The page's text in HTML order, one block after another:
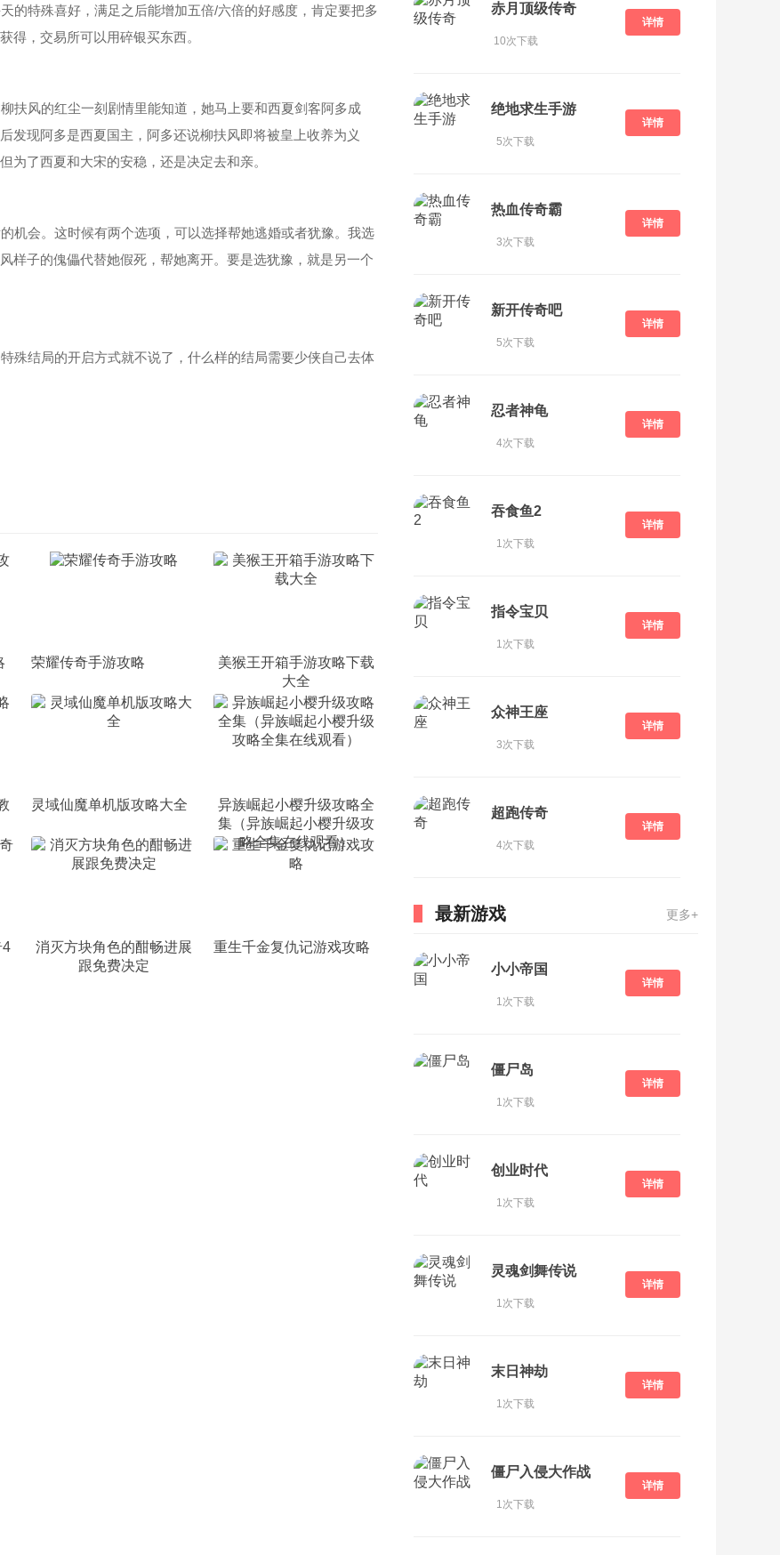
特殊喜好，满足之后能增加五倍/六倍的好感度，肯定要把多
得，交易所可以用碎银买东西。
扶风的红尘一刻剧情里能知道，她马上要和西夏剑客阿多成
发现阿多是西夏国主，阿多还说柳扶风即将被皇上收养为义
为了西夏和大宋的安稳，还是决定去和亲。
机会。这时候有两个选项，可以选择帮她逃婚或者犹豫。我选
样子的傀儡代替她假死，帮她离开。要是选犹豫，就是另一个
殊结局的开启方式就不说了，什么样的结局需要少侠自己去体
荣耀传奇手游攻略
美猴王开箱手游攻略下载
大全
灵域仙魔单机版攻略大全
异族崛起小樱升级攻略全
集（异族崛起小樱升级攻
略全集在线观看）
消灭方块角色的酣畅进展
跟免费决定
重生千金复仇记游戏攻略
赤月顶级传奇
10次下载
详情
绝地求生手游
5次下载
详情
热血传奇霸
3次下载
详情
新开传奇吧
5次下载
详情
忍者神龟
4次下载
详情
吞食鱼2
1次下载
详情
指令宝贝
1次下载
详情
众神王座
3次下载
详情
超跑传奇
4次下载
详情
最新游戏 更多+
小小帝国
1次下载
详情
僵尸岛
1次下载
详情
创业时代
1次下载
详情
灵魂剑舞传说
1次下载
详情
末日神劫
1次下载
详情
僵尸入侵大作战
1次下载
详情